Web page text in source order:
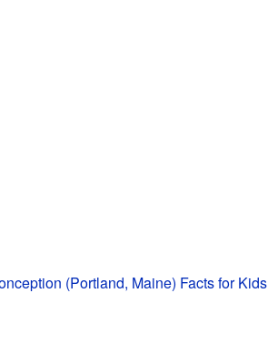
(Portland, Maine) Facts for Kids